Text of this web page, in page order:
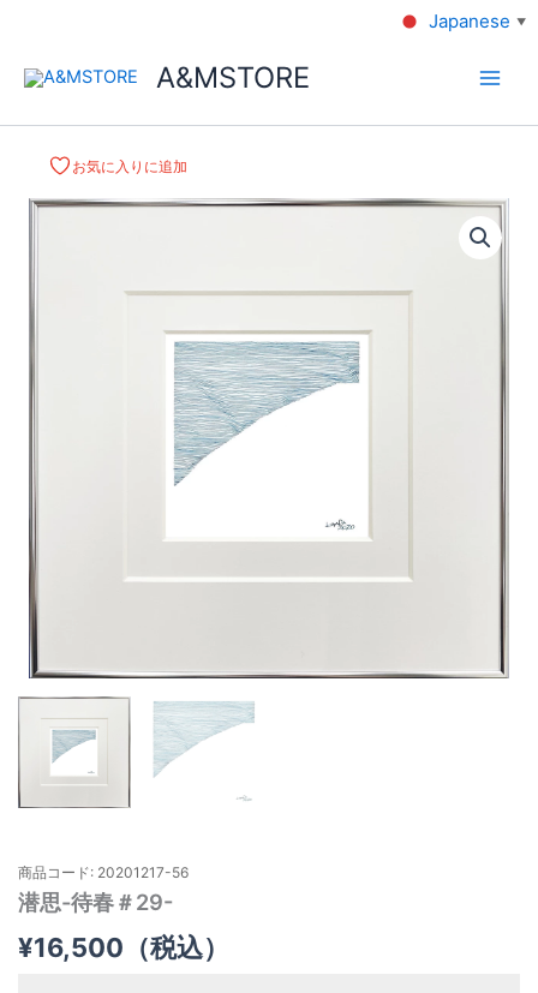
A&MSTORE
お気に入りに追加
商品コード: 20201217-56
潜思-待春＃29-
¥16,500 （税込）
Japanese ▼